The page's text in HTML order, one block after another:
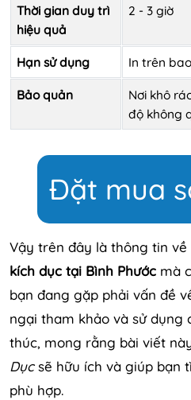
Thời gian duy trì
hiệu quả
2 - 3 giờ
Hạn sử dụng In trên
Bảo quản
Nơi khô
độ không
Đặt mua
Vậy trên đây là thông tin về
kích dục tại Bình Phước mà
bạn đang gặp phải vấn đề
ngại tham khảo và sử dụng
thúc, mong rằng bài viết
Dụcsẽ hữu ích và giúp bạn
phù hợp.